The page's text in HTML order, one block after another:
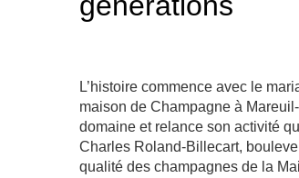
L’histoire commence avec le
maison de Champagne à
domaine et relance son activité
Charles Roland-Billecart,
qualité des champagnes de la